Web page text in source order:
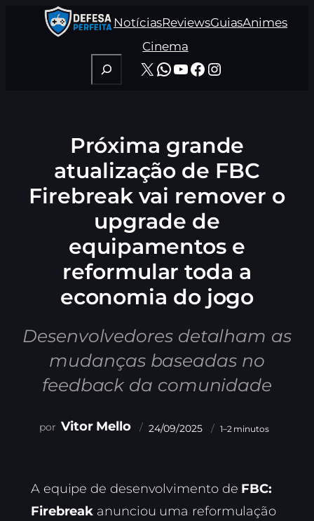
NotíciasReviewsGuiasAnimes
Cinema
Pesquisar
X WhatsApp
Youtube
Facebook
Instagram
Próxima grande
atualização de FBC
Firebreak vai remover o
upgrade de
equipamentos e
reformular toda a
economia do jogo
Desenvolvedores detalham as
mudanças baseadas no
feedback da comunidade
Vitor Mello 24/09/2025 1–2 minutos
A equipe de desenvolvimento de FBC:
Firebreak anunciou uma reformulação